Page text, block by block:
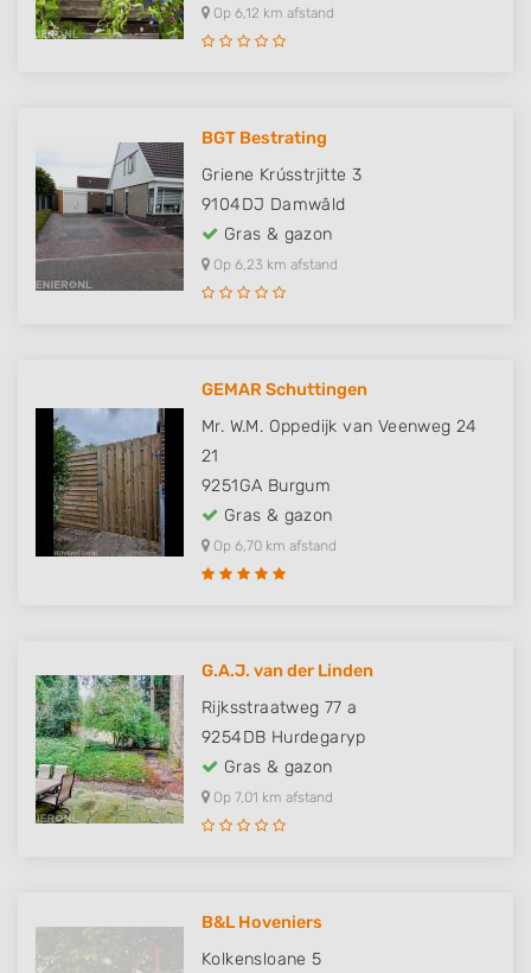
Op 6,12 km afstand
BGT Bestrating
Griene Krússtrjitte 3
9104DJ Damwâld
Gras & gazon
Op 6,23 km afstand
GEMAR Schuttingen
Mr. W.M. Oppedijk van Veenweg 24
21
9251GA Burgum
Gras & gazon
Op 6,70 km afstand
G.A.J. van der Linden
Rijksstraatweg 77 a
9254DB Hurdegaryp
Gras & gazon
Op 7,01 km afstand
B&L Hoveniers
Kolkensloane 5